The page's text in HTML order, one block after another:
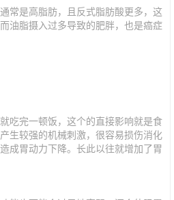
常是高脂肪，且反式脂肪酸更多，这
油脂摄入过多导致的肥胖，也是癌症
吃完一顿饭，这个的直接影响就是食
生较强的机械刺激，很容易损伤消化
成胃动力下降。长此以往就增加了胃